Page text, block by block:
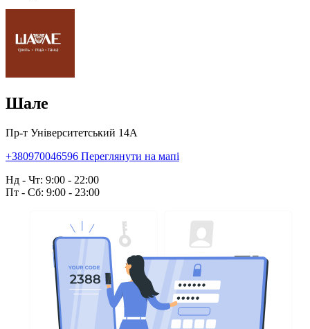
Шале
Пр-т Університетський 14А
+380970046596 Переглянути на мапі
Нд - Чт: 9:00 - 22:00
Пт - Сб: 9:00 - 23:00